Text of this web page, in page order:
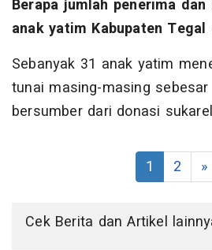
Berapa jumlah penerima
anak yatim Kabupaten
Sebanyak 31 anak yatim
tunai masing-masing
bersumber dari donasi
1 2 »
Cek Berita dan Artikel